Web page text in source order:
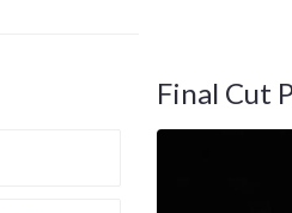
Final Cut